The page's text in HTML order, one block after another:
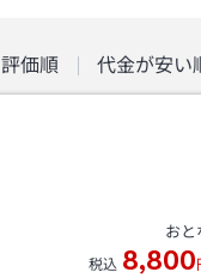
評価順 代金が安い
おと
税込 8,800